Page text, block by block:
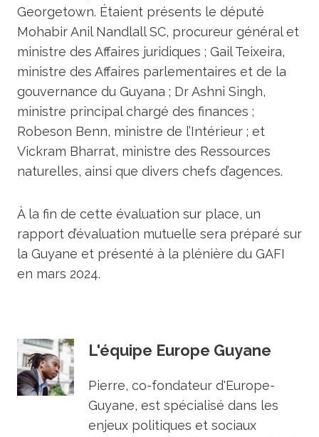
Georgetown. Étaient présents le député
Mohabir Anil Nandlall SC, procureur général et
ministre des Affaires juridiques ; Gail Teixeira,
ministre des Affaires parlementaires et de la
gouvernance du Guyana ; Dr Ashni Singh,
ministre principal chargé des finances ;
Robeson Benn, ministre de l’Intérieur ; et
Vickram Bharrat, ministre des Ressources
naturelles, ainsi que divers chefs d’agences.
À la fin de cette évaluation sur place, un
rapport d’évaluation mutuelle sera préparé sur
la Guyane et présenté à la plénière du GAFI
en mars 2024.
L'équipe Europe Guyane
Pierre, co-fondateur d'Europe-
Guyane, est spécialisé dans les
enjeux politiques et sociaux